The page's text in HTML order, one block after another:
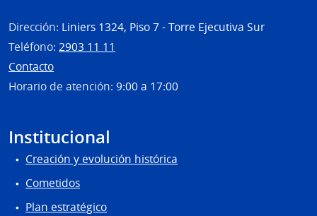
Dirección: Liniers 1324, Piso 7 - Torre Ejecutiva Sur
Teléfono: 2903 11 11
Contacto
Horario de atención: 9:00 a 17:00
Institucional
Creación y evolución histórica
Cometidos
Plan estratégico